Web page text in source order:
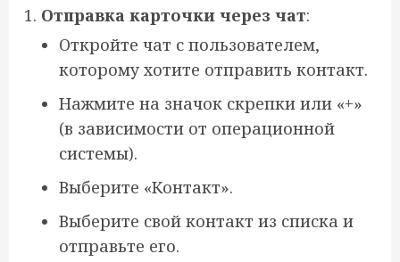
Отправка карточки через чат:
Откройте чат с пользователем,
которому хотите отправить контакт.
Нажмите на значок скрепки или «+»
(в зависимости от операционной
системы).
Выберите «Контакт».
Выберите свой контакт из списка и
отправьте его.